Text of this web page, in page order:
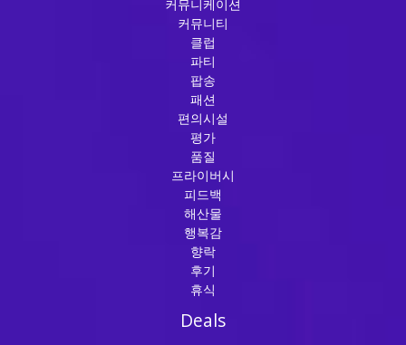
커뮤니케이션
커뮤니티
클럽
파티
팝송
패션
편의시설
평가
품질
프라이버시
피드백
해산물
행복감
향락
후기
휴식
Deals